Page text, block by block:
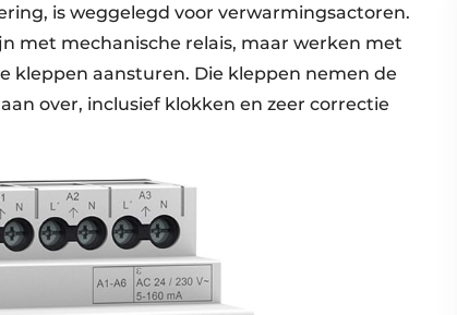
is weggelegd voor verwarmingsactoren.
met mechanische relais, maar werken met
kleppen aansturen. Die kleppen nemen de
over, inclusief klokken en zeer correctie